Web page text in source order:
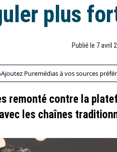
plus
Publié le 7 avril
Ajoutez Puremédias à vos sources
remonté contre la
les chaînes